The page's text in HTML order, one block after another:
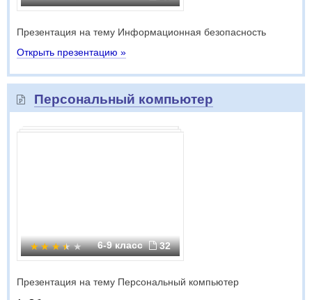
Презентация на тему Информационная безопасность
Открыть презентацию »
Персональный компьютер
6-9 класс 32
Презентация на тему Персональный компьютер